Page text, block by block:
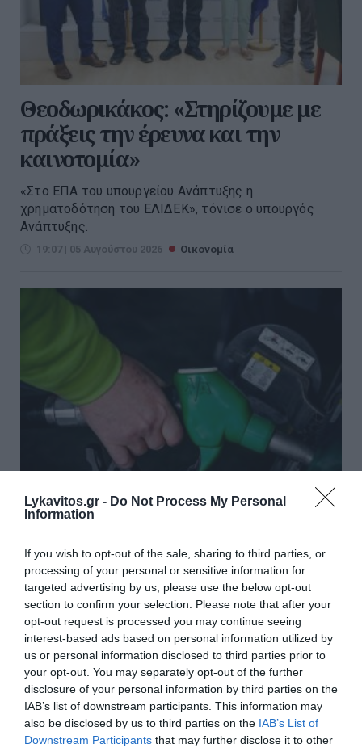
Lykavitos.gr - Do Not Process My Personal
Information
If you wish to opt-out of the sale, sharing to third parties, or
processing of your personal or sensitive information for
targeted advertising by us, please use the below opt-out
section to confirm your selection. Please note that after your
opt-out request is processed you may continue seeing
interest-based ads based on personal information utilized by
us or personal information disclosed to third parties prior to
your opt-out. You may separately opt-out of the further
disclosure of your personal information by third parties on the
IAB’s list of downstream participants. This information may
also be disclosed by us to third parties on the IAB’s List of
Downstream Participants that may further disclose it to other
Θεοδωρικάκος: «Στηρίζουμε με
πράξεις την έρευνα και την
καινοτομία»
«Στο ΕΠΑ του υπουργείου Ανάπτυξης η
χρηματοδότηση του ΕΛΙΔΕΚ», τόνισε ο υπουργός
Ανάπτυξης.
19:07 | 05 Αυγούστου 2026 Οικονομία
Μικρή άνοδος για το πετρέλαιο
εν μέσω αβεβαιότητας για τις
συνομιλίες ΗΠΑ–Ιράν
Μικρή άνοδο κατέγραψαν οι τιμές του πετρελαίου
στις διεθνείς αγορές τις πρώτες πρωινές ώρες της
Τρίτης, μετά τη σημαντική πτώση της προηγούμενης
συνεδρίασης, η οποία συνδέθηκε με τις προσδοκίες
για έναρξη διαπρ...
09:02 | 04 Αυγούστου 2026 Οικονομία